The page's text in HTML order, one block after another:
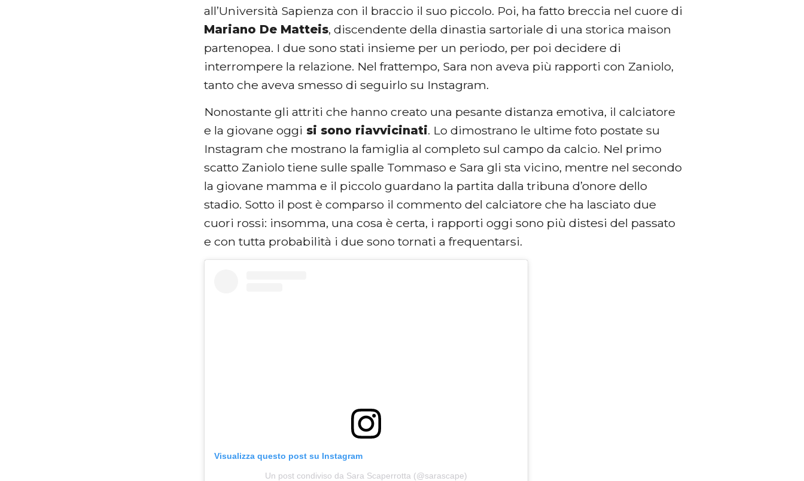
all’Università Sapienza con il braccio il suo piccolo. Poi, ha fatto breccia nel cuore di
Mariano De Matteis, discendente della dinastia sartoriale di una storica maison
partenopea. I due sono stati insieme per un periodo, per poi decidere di
interrompere la relazione. Nel frattempo, Sara non aveva più rapporti con Zaniolo,
tanto che aveva smesso di seguirlo su Instagram.
Nonostante gli attriti che hanno creato una pesante distanza emotiva, il calciatore
e la giovane oggi si sono riavvicinati. Lo dimostrano le ultime foto postate su
Instagram che mostrano la famiglia al completo sul campo da calcio. Nel primo
scatto Zaniolo tiene sulle spalle Tommaso e Sara gli sta vicino, mentre nel secondo
la giovane mamma e il piccolo guardano la partita dalla tribuna d’onore dello
stadio. Sotto il post è comparso il commento del calciatore che ha lasciato due
cuori rossi: insomma, una cosa è certa, i rapporti oggi sono più distesi del passato
e con tutta probabilità i due sono tornati a frequentarsi.
Visualizza questo post su Instagram
Un post condiviso da Sara Scaperrotta (@sarascape)